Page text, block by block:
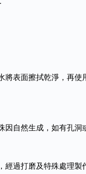
表面擦拭乾淨，再
因自然生成，如有孔
經過打磨及特殊處理